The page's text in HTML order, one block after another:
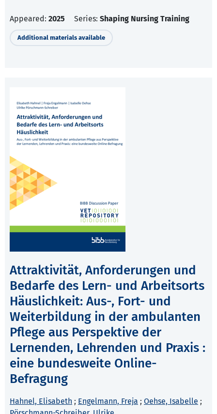
Appeared: 2025 Series: Shaping Nursing Training
Additional materials available
Attraktivität, Anforderungen und
Bedarfe des Lern- und Arbeitsorts
Häuslichkeit: Aus-, Fort- und
Weiterbildung in der ambulanten
Pflege aus Perspektive der
Lernenden, Lehrenden und Praxis :
eine bundesweite Online-
Befragung
Hahnel, Elisabeth ; Engelmann, Freja ; Oehse, Isabelle ;